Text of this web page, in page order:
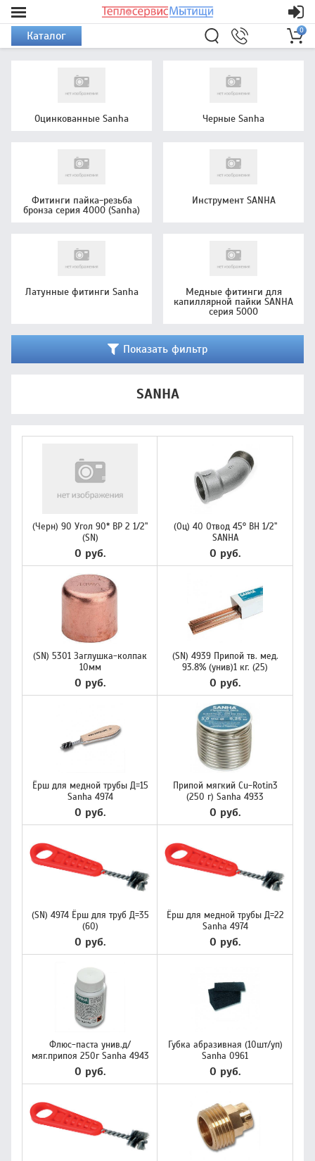
Каталог 0
Оцинкованные Sanha Черные Sanha
Фитинги пайка-резьба
бронза серия 4000 (Sanha)
Инструмент SANHA
Латунные фитинги Sanha
Медные фитинги для
капиллярной пайки SANHA
серия 5000
Показать фильтр
SANHA
(Черн) 90 Угол 90* ВР 2 1/2"
(SN)
0 руб.
(Оц) 40 Отвод 45° ВН 1/2"
SANHA
0 руб.
(SN) 5301 Заглушка-колпак
10мм
0 руб.
(SN) 4939 Припой тв. мед.
93.8% (унив)1 кг. (25)
0 руб.
Ёрш для медной трубы Д=15
Sanha 4974
0 руб.
Припой мягкий Cu-Rotin3
(250 г) Sanha 4933
0 руб.
(SN) 4974 Ёрш для труб Д=35
(60)
0 руб.
Ёрш для медной трубы Д=22
Sanha 4974
0 руб.
Флюс-паста унив.д/
мяг.припоя 250г Sanha 4943
0 руб.
Губка абразивная (10шт/уп)
Sanha 0961
0 руб.